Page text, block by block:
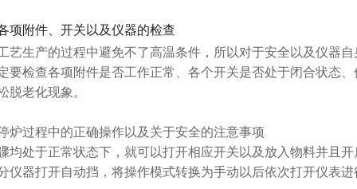
项附件、开关以及仪器的检查
艺生产的过程中避免不了高温条件，所以对于安全以及仪器
要检查各项附件是否工作正常、各个开关是否处于闭合状态
脱老化现象。
炉过程中的正确操作以及关于安全的注意事项
均处于正常状态下，就可以打开相应开关以及放入物料并且
仪器打开自动挡，将操作模式转换为手动以后依次打开仪表进